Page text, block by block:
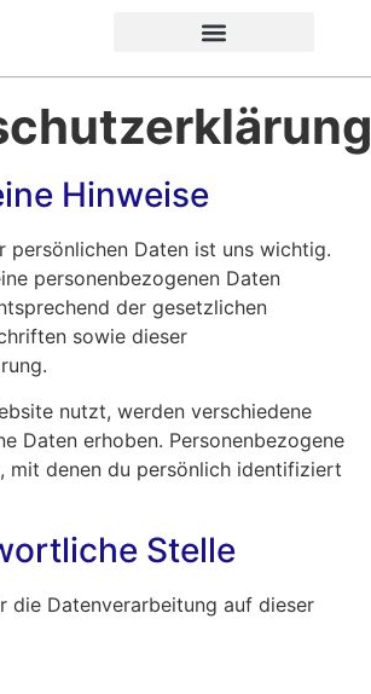
Hinweise
persönlichen Daten ist uns wichtig.
personenbezogenen Daten
der gesetzlichen
sowie dieser
nutzt, werden verschiedene
Daten erhoben. Personenbezogene
mit denen du persönlich identifiziert
Stelle
die Datenverarbeitung auf dieser